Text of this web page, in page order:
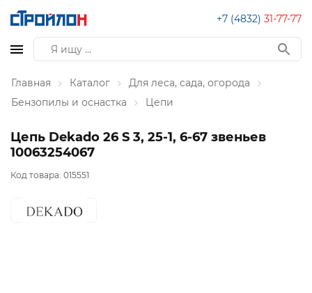
+7 (4832) 31-77-77
Главная Каталог
Для леса, сада, огорода
Бензопилы и оснастка
Цепи
Цепь Dekado 26 S 3, 25-1, 6-67 звеньев
10063254067
Код товара: 015551